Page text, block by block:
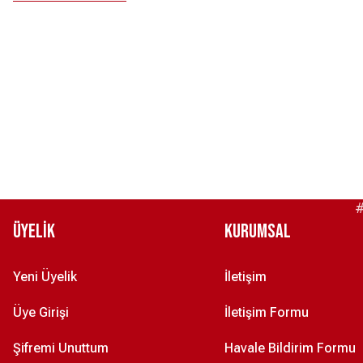
6.599,00 ₺ 4.099,00 ₺
Türkiye Milli Takım Nike 2026 Deplasman Taraftar Forması - Beyaz XS
Üyelik
Yeni Üyelik
Üye Girişi
Şifremi Unuttum
Kurumsal
İletişim
İletişim Formu
Havale Bildirim Formu